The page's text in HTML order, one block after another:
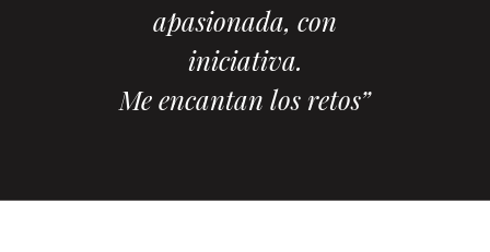
apasionada, con
iniciativa.
Me encantan los retos”